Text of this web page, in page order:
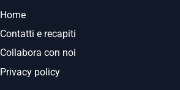
Home
Contatti e recapiti
Collabora con noi
Privacy policy